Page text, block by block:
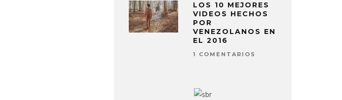
LOS 10 MEJORES
VIDEOS HECHOS
POR
VENEZOLANOS EN
EL 2016
1 COMENTARIOS